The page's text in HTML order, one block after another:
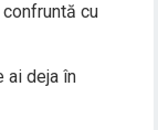
cu
ai deja în